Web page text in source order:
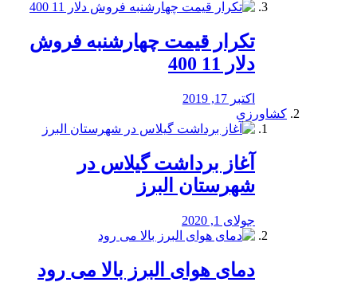
تکرار قیمت چهارشنبه فروش
دلار 11 400
اکتبر 17, 2019
کشاورزی
آغاز برداشت گیلاس در
شهرستان البرز
جولای 1, 2020
دمای هوای البرز بالا می رود